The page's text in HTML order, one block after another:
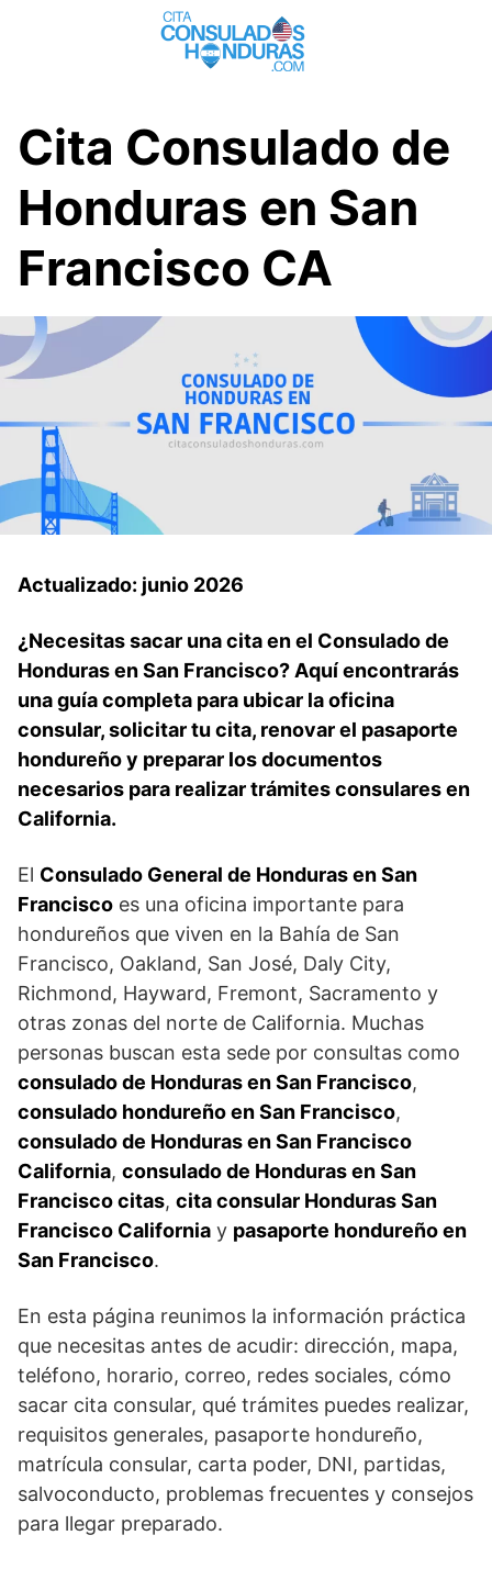
Cita Consulado de
Honduras en San
Francisco CA
Actualizado: junio 2026
¿Necesitas sacar una cita en el Consulado de
Honduras en San Francisco? Aquí encontrarás
una guía completa para ubicar la oficina
consular, solicitar tu cita, renovar el pasaporte
hondureño y preparar los documentos
necesarios para realizar trámites consulares en
California.
El Consulado General de Honduras en San
Francisco es una oficina importante para
hondureños que viven en la Bahía de San
Francisco, Oakland, San José, Daly City,
Richmond, Hayward, Fremont, Sacramento y
otras zonas del norte de California. Muchas
personas buscan esta sede por consultas como
consulado de Honduras en San Francisco,
consulado hondureño en San Francisco,
consulado de Honduras en San Francisco
California, consulado de Honduras en San
Francisco citas, cita consular Honduras San
Francisco California y pasaporte hondureño en
San Francisco.
En esta página reunimos la información práctica
que necesitas antes de acudir: dirección, mapa,
teléfono, horario, correo, redes sociales, cómo
sacar cita consular, qué trámites puedes realizar,
requisitos generales, pasaporte hondureño,
matrícula consular, carta poder, DNI, partidas,
salvoconducto, problemas frecuentes y consejos
para llegar preparado.